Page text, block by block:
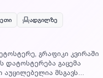
ადგილზე
კვირაში
დატოსტერება გაცემა
მსგავს